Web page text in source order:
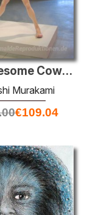
My Lonesome Cowboy
Murakami
€109.04